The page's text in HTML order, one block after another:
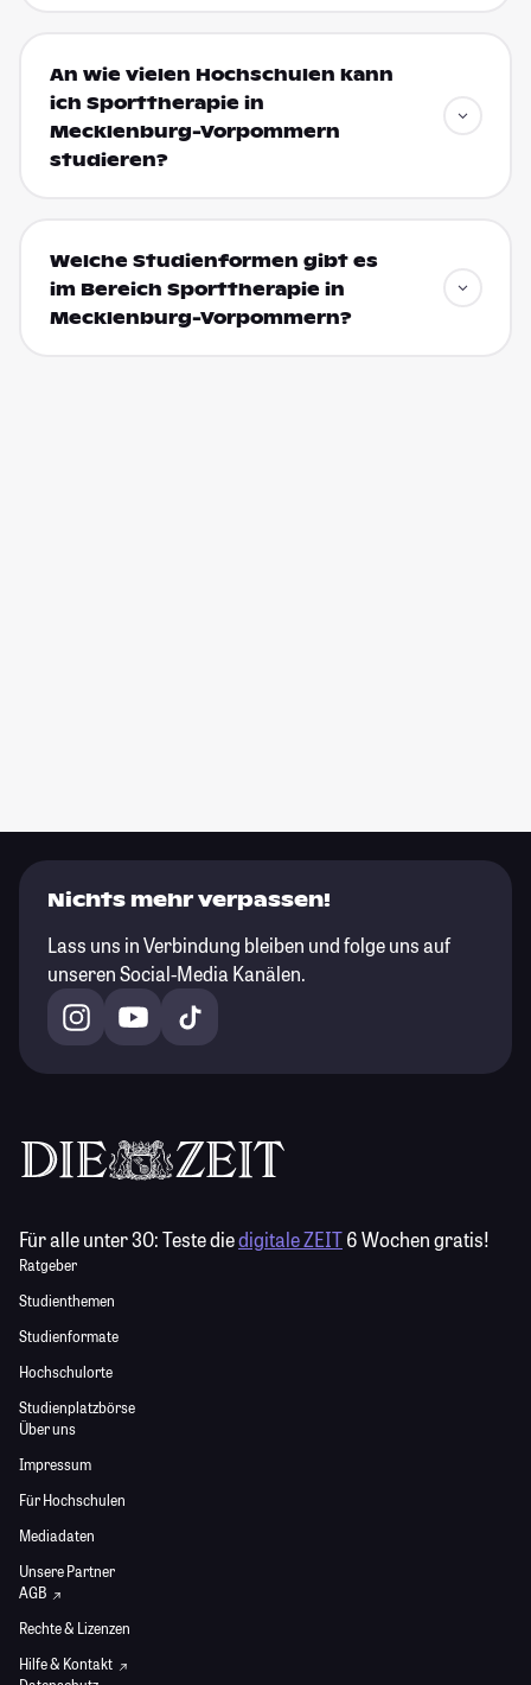
An wie vielen Hochschulen kann
ich Sporttherapie in
Mecklenburg-Vorpommern
studieren?
Welche Studienformen gibt es
im Bereich Sporttherapie in
Mecklenburg-Vorpommern?
Nichts mehr verpassen!
Lass uns in Verbindung bleiben und folge uns auf
unseren Social-Media Kanälen.
Für alle unter 30:Teste diedigitale ZEIT6 Wochen gratis!
Ratgeber
Studienthemen
Studienformate
Hochschulorte
Studienplatzbörse
Über uns
Impressum
Für Hochschulen
Mediadaten
Unsere Partner
AGB
Rechte & Lizenzen
Hilfe & Kontakt